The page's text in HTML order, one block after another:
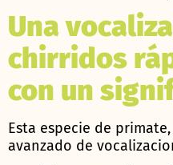
Una
chirridos
con un
Esta especie de
avanzado de